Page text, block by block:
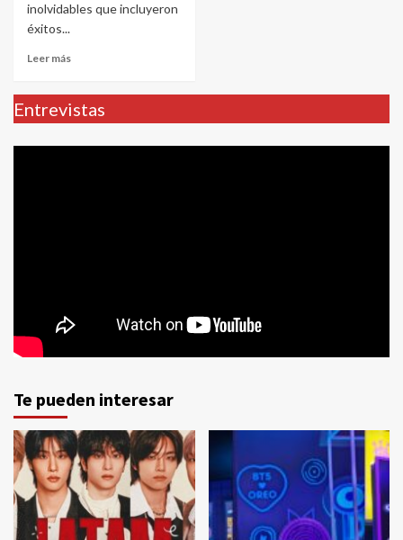
inolvidables que incluyeron
éxitos...
Leer más
Entrevistas
Te pueden interesar